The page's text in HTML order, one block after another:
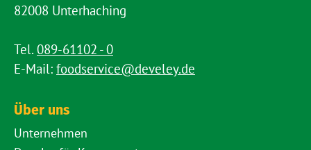
82008 Unterhaching
Tel. 089-61102 - 0
E-Mail: foodservice@develey.de
Über uns
Unternehmen